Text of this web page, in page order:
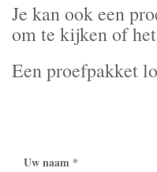
Je kan ook een
om te kijken of
Een proefpakket
Uw naam